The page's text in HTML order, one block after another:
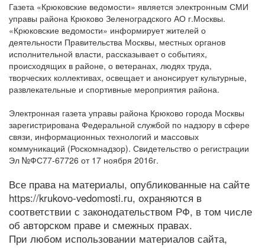
Газета «Крюковские ведомости» является электронным СМИ
управы района Крюково Зеленоградского АО г.Москвы.
«Крюковские ведомости» информирует жителей о
деятельности Правительства Москвы, местных органов
исполнительной власти, рассказывает о событиях,
происходящих в районе, о ветеранах, людях труда,
творческих коллективах, освещает и анонсирует культурные,
развлекательные и спортивные мероприятия района.
Электронная газета управы района Крюково города Москвы
зарегистрирована Федеральной службой по надзору в сфере
связи, информационных технологий и массовых
коммуникаций (Роскомнадзор). Свидетельство о регистрации
Эл №ФС77-67726 от 17 ноября 2016г.
Все права на материалы, опубликованные на сайте
https://krukovo-vedomosti.ru, охраняются в
соответствии с законодательством РФ, в том числе
об авторском праве и смежных правах.
При любом использовании материалов сайта,